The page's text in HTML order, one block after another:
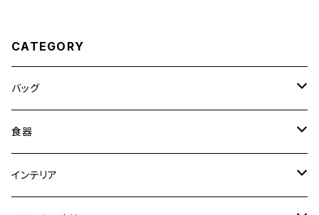
CATEGORY
バッグ
トートバッグ
ショルダーバッグ
食器
大皿
インテリア